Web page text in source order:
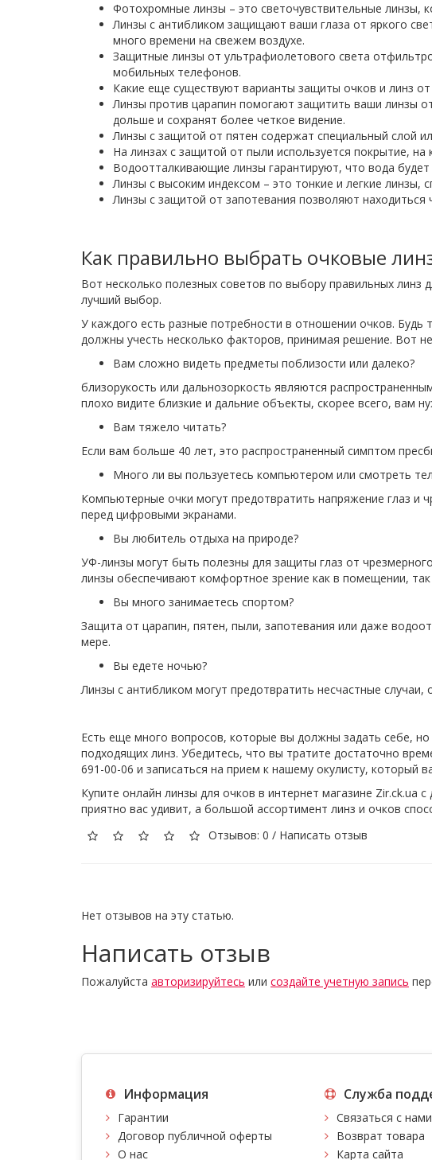
Фотохромные линзы – это светочувствительные линзы,
Линзы с антибликом защищают ваши глаза от яркого
много времени на свежем воздухе.
Защитные линзы от ультрафиолетового света
мобильных телефонов.
Какие еще существуют варианты защиты очков и линз
Линзы против царапин помогают защитить ваши линзы
дольше и сохранят более четкое видение.
Линзы с защитой от пятен содержат специальный слой
На линзах с защитой от пыли используется покрытие,
Водоотталкивающие линзы гарантируют, что вода
Линзы с высоким индексом – это тонкие и легкие линзы,
Линзы с защитой от запотевания позволяют
Как правильно выбрать очковые
Вот несколько полезных советов по выбору правильных
лучший выбор.
У каждого есть разные потребности в отношении очков.
должны учесть несколько факторов, принимая решение. Вот
Вам сложно видеть предметы поблизости или далеко?
близорукость или дальнозоркость являются
плохо видите близкие и дальние объекты, скорее всего, вам
Вам тяжело читать?
Если вам больше 40 лет, это распространенный симптом
Много ли вы пользуетесь компьютером или смотреть
Компьютерные очки могут предотвратить напряжение глаз и
перед цифровыми экранами.
Вы любитель отдыха на природе?
УФ-линзы могут быть полезны для защиты глаз от
линзы обеспечивают комфортное зрение как в помещении, так
Вы много занимаетесь спортом?
Защита от царапин, пятен, пыли, запотевания или даже
мере.
Вы едете ночью?
Линзы с антибликом могут предотвратить несчастные
Есть еще много вопросов, которые вы должны задать себе,
подходящих линз. Убедитесь, что вы тратите достаточно
691-00-06 и записаться на прием к нашему окулисту, который
Купите онлайн линзы для очков в интернет магазине
приятно вас удивит, а большой ассортимент линз и очков
Отзывов: 0 / Написать отзыв
Нет отзывов на эту статью.
Написать отзыв
Пожалуйста авторизируйтесь или создайте учетную запись
Информация
Гарантии
Договор публичной оферты
О нас
Служба
Связаться с нами
Возврат товара
Карта сайта